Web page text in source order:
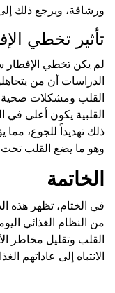
ورشاقة، ويرجع ذلك
تأثير تخطي
لم يكن تخطي الإفطار
الدراسات أن من
القلب ومشكلات صحية
القلبية يكون أعلى في
ذلك تهديداً للجوع، مما
وهو ما يضع القلب
الخاتمة
في الختام، تظهر هذه
من النظام الغذائي
القلب وتقليل مخاطر
الانتباه إلى عاداتهم